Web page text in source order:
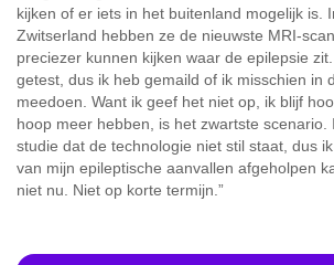
kijken of er iets in het buitenland mogelijk is.
Zwitserland hebben ze de nieuwste MRI-
preciezer kunnen kijken waar de epilepsie
getest, dus ik heb gemaild of ik misschien in
meedoen. Want ik geef het niet op, ik blijf
hoop meer hebben, is het zwartste scenario.
studie dat de technologie niet stil staat, dus
van mijn epileptische aanvallen afgeholpen
niet nu. Niet op korte termijn.”